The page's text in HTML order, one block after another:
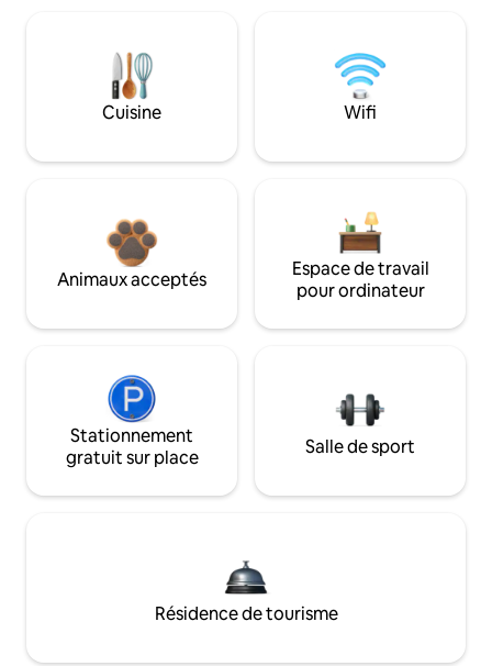
Cuisine Wifi
Animaux acceptés
Espace de travail
pour ordinateur
Stationnement
gratuit sur place
Salle de sport
Résidence de tourisme